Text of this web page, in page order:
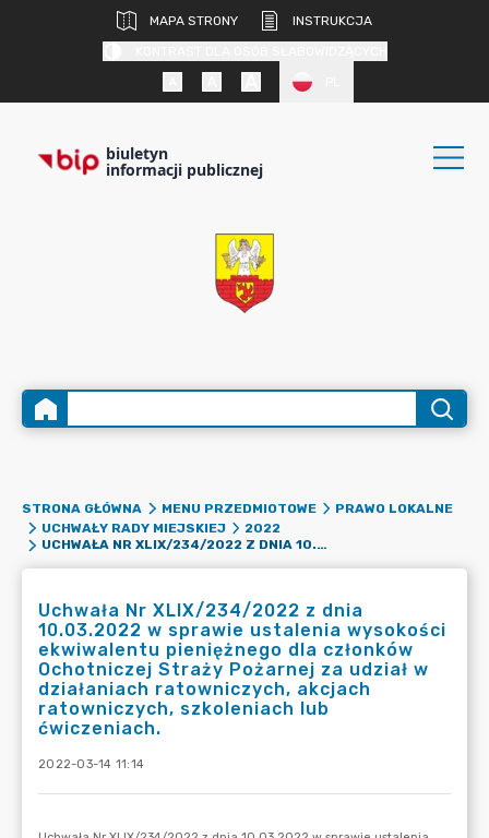
MAPA STRONY
INSTRUKCJA
biuletyn
informacji publicznej
STRONA GŁÓWNA MENU PRZEDMIOTOWE
PRAWO LOKALNE
UCHWAŁY RADY MIEJSKIEJ
2022
UCHWAŁA NR XLIX/234/2022 Z DNIA 10.03.2022 W SPRAWIE USTALENIA WYSOKOŚCI EKWIWALENTU PIENIĘŻNEGO DLA CZŁONKÓW OCHOTNICZEJ STRAŻY POŻARNEJ ZA UDZIAŁ W DZIAŁANIACH RATOWNICZYCH, AKCJACH RATOWNICZYCH, SZKOLENIACH LUB ĆWICZENIACH.
Uchwała Nr XLIX/234/2022 z dnia
10.03.2022 w sprawie ustalenia wysokości
ekwiwalentu pieniężnego dla członków
Ochotniczej Straży Pożarnej za udział w
działaniach ratowniczych, akcjach
ratowniczych, szkoleniach lub
ćwiczeniach.
2022-03-14 11:14